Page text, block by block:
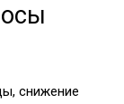
снижение